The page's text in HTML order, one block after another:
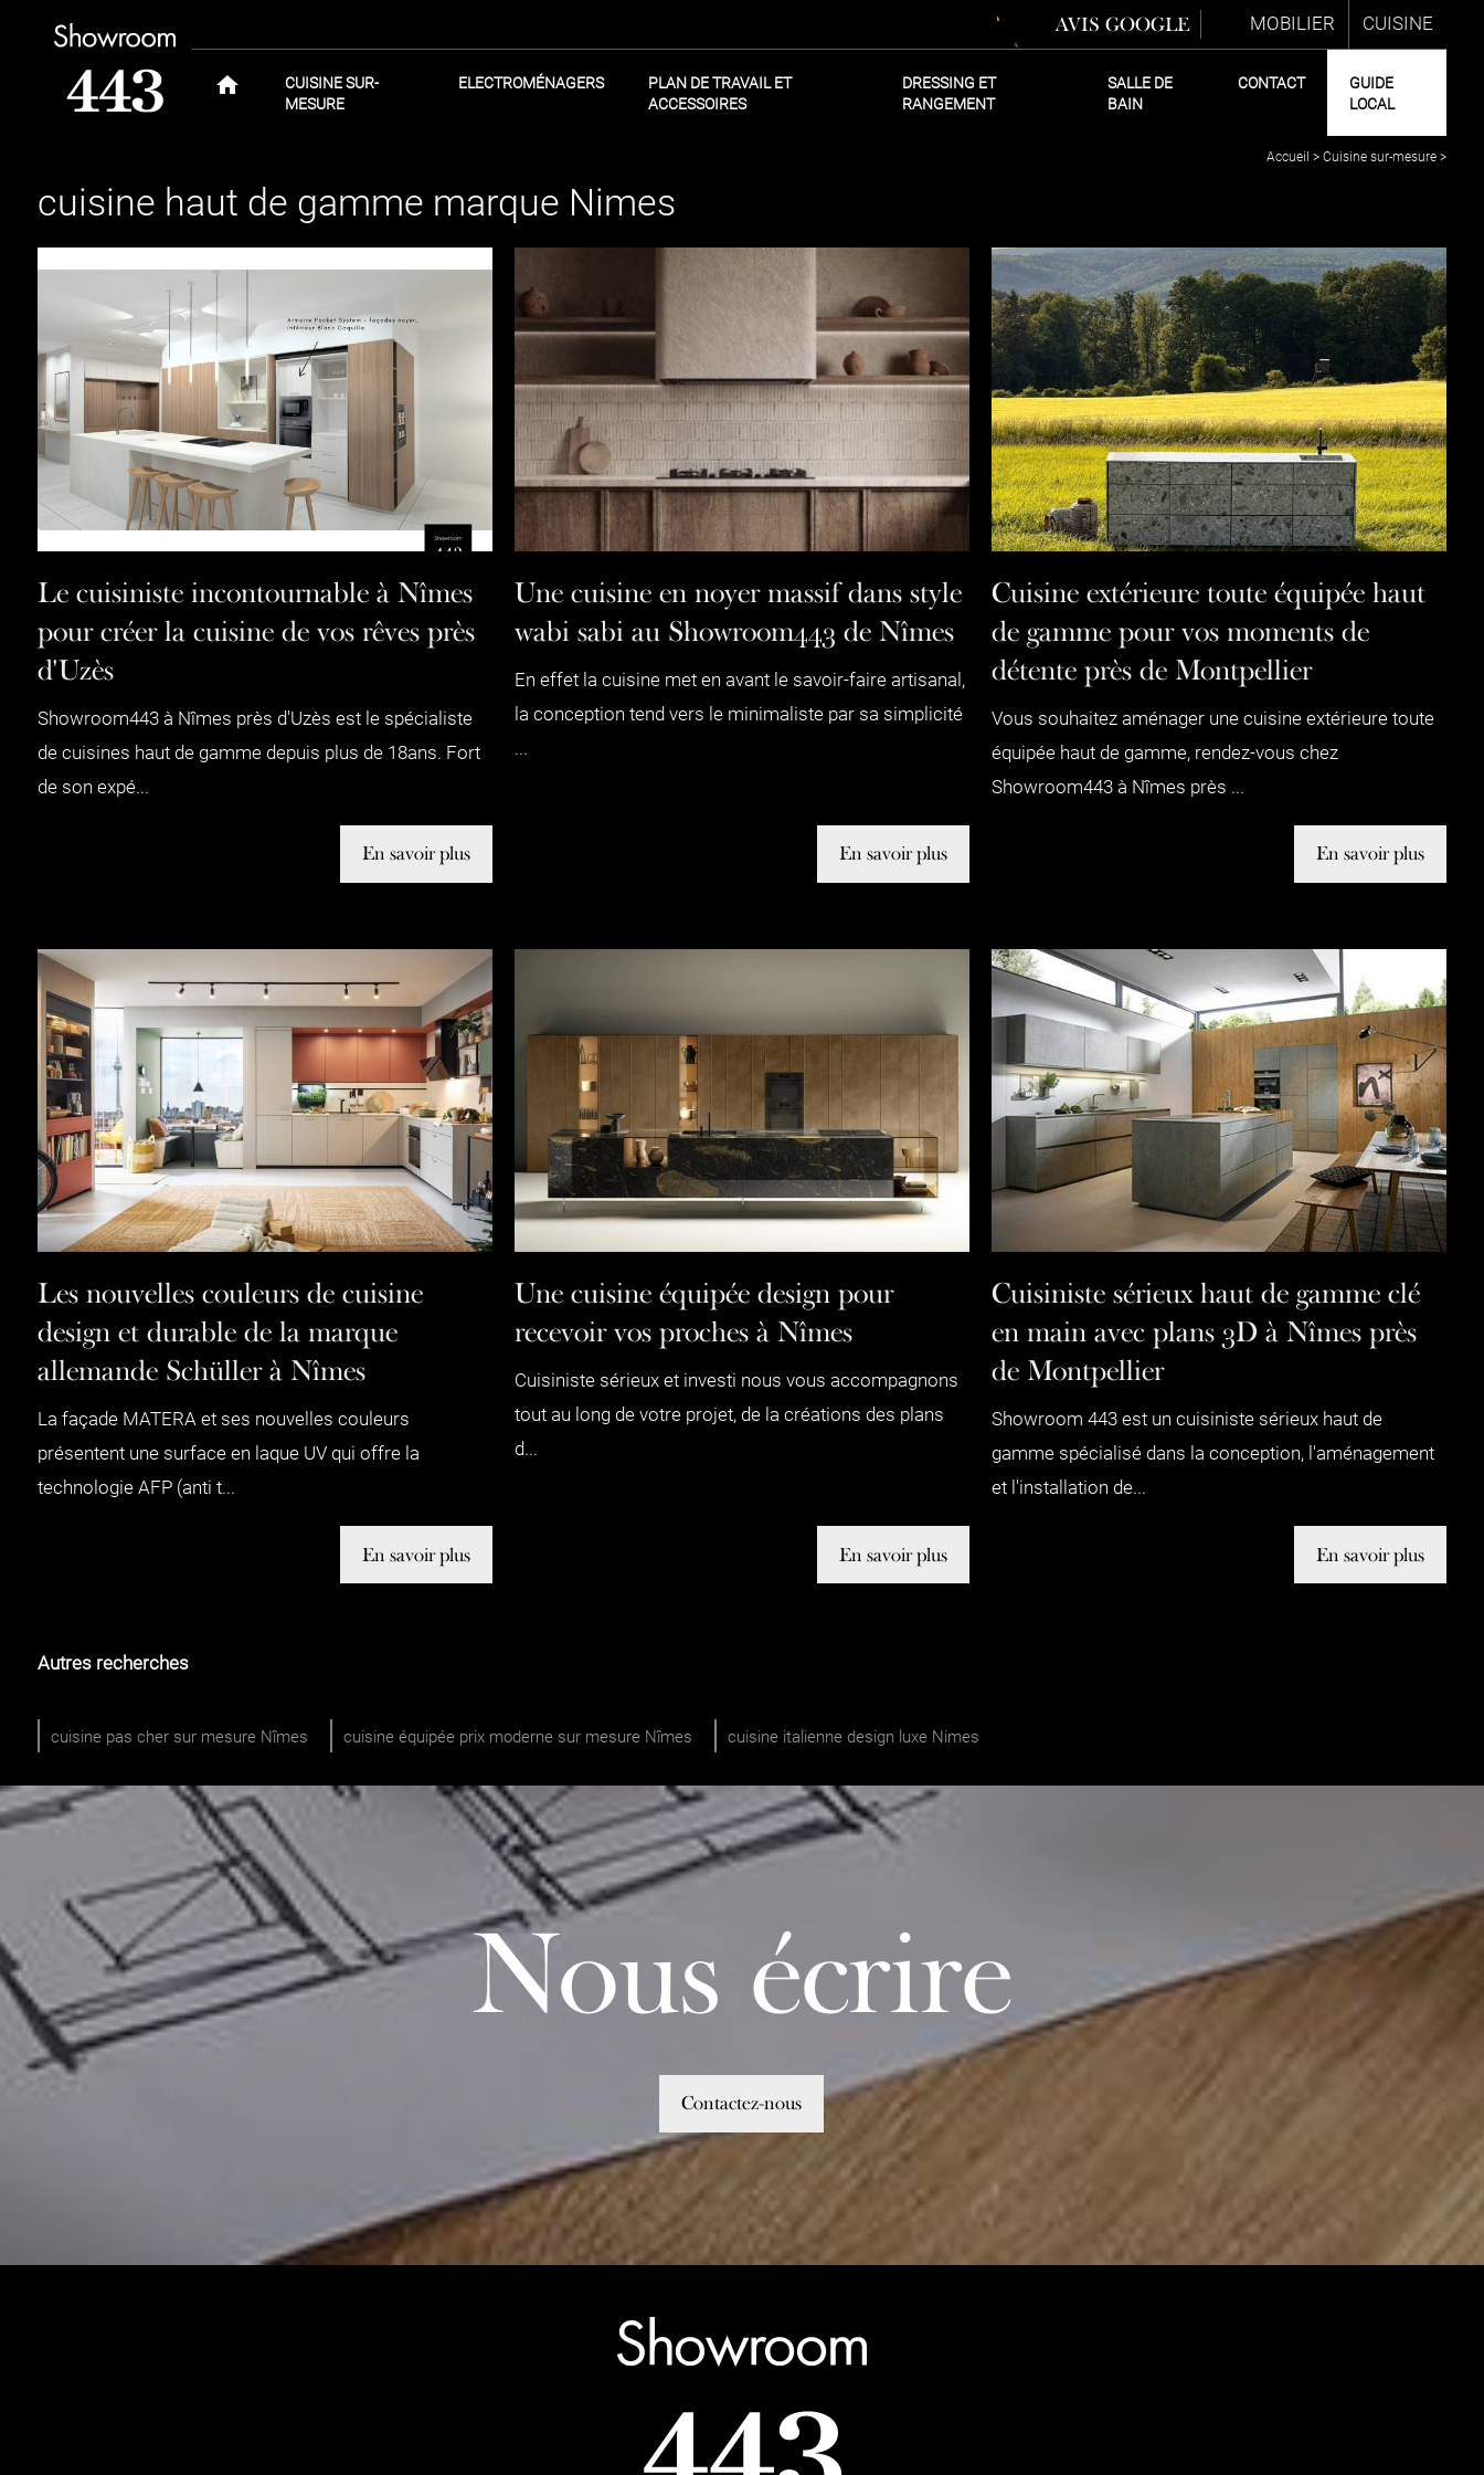
AVIS GOOGLE MOBILIER CUISINE
home
CUISINE SUR-
MESURE
ELECTROMÉNAGERS
PLAN DE TRAVAIL ET
ACCESSOIRES
DRESSING ET
RANGEMENT
SALLE DE
BAIN
CONTACT
GUIDE
LOCAL
Accueil >Cuisine sur-mesure>
cuisine haut de gamme marque Nimes
Le cuisiniste incontournable à Nîmes
pour créer la cuisine de vos rêves près
d'Uzès
Showroom443 à Nîmes près d'Uzès est le spécialiste
de cuisines haut de gamme depuis plus de 18ans. Fort
de son expé...
En savoir plus
Une cuisine en noyer massif dans style
wabi sabi au Showroom443 de Nîmes
En effet la cuisine met en avant le savoir-faire artisanal,
la conception tend vers le minimaliste par sa simplicité
...
En savoir plus
Cuisine extérieure toute équipée haut
de gamme pour vos moments de
détente près de Montpellier
Vous souhaitez aménager une cuisine extérieure toute
équipée haut de gamme, rendez-vous chez
Showroom443 à Nîmes près ...
En savoir plus
Les nouvelles couleurs de cuisine
design et durable de la marque
allemande Schüller à Nîmes
La façade MATERA et ses nouvelles couleurs
présentent une surface en laque UV qui offre la
technologie AFP (anti t...
En savoir plus
Une cuisine équipée design pour
recevoir vos proches à Nîmes
Cuisiniste sérieux et investi nous vous accompagnons
tout au long de votre projet, de la créations des plans
d...
En savoir plus
Cuisiniste sérieux haut de gamme clé
en main avec plans 3D à Nîmes près
de Montpellier
Showroom 443 est un cuisiniste sérieux haut de
gamme spécialisé dans la conception, l'aménagement
et l'installation de...
En savoir plus
Autres recherches
cuisine pas cher sur mesure Nîmes cuisine équipée prix moderne sur mesure Nîmes cuisine italienne design luxe Nimes
Nous écrire
Contactez-nous